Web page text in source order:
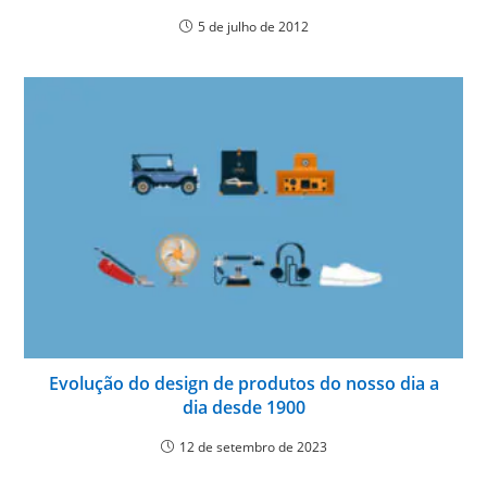
5 de julho de 2012
Evolução do design de produtos do nosso dia a
dia desde 1900
12 de setembro de 2023